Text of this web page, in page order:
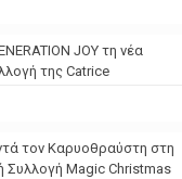
JOY τη νέα
της Catrice
τον Καρυοθραύστη στη
Συλλογή Magic Christmas